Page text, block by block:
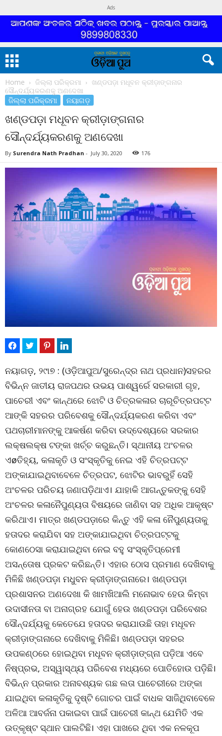
Ads
Home ଜିଲ୍ଲା ପରିକ୍ରମା
ଖଣ୍ଡପଡ଼ା ମଧୂବନ କ୍ରୀଡ଼ାଙ୍ଗନାର
ସୌନ୍ଦର୍ଯ୍ୟକରଣକୁ ଅଣଦେଖା
ଜିଲ୍ଲା ପରିକ୍ରମା ନୟାଗଡ଼
ଖଣ୍ଡପଡ଼ା ମଧୂବନ କ୍ରୀଡ଼ାଙ୍ଗନାର
ସୌନ୍ଦର୍ଯ୍ୟକରଣକୁ ଅଣଦେଖା
By Surendra Nath Pradhan - July 30, 2020 176
ନୟାଗଡ଼, ୨୯ା୭ : (ଓଡ଼ିଆପୁଅ/ସୁରେନ୍ଦ୍ର ନାଥ ପ୍ରଧାନ)ସହରର
ବିଭିନ୍ନ ଜାତୀୟ ରାଜପଥର ଉଭୟ ପାଶ୍ୱର୍ରେ ସରକାରୀ ଗୃହ,
ପାଚେରୀ ଏବଂ କାନ୍ଥରେ ଝୋଟି ଓ ଚିତ୍ରକଳାର ଚାରୂଚିତ୍ରପଟ୍ଟ
ଆଙ୍କି ସହରର ପରିବେଶକୁ ସୌନ୍ଦର୍ଯ୍ୟକରଣ କରିବା ଏବଂ
ପଥଚାରୀମାନଙ୍କୁ ଆକର୍ଷଣ କରିବା ଉଦ୍ଦେଶ୍ୟରେ ସରକାର
ଲକ୍ଷଲକ୍ଷ ଟଙ୍କା ଖର୍ଚ୍ଚ କରୁଛନ୍ତି। ସ୍ଥାନୀୟ ଅଂଚଳର
ଏøତିହ୍ୟ, କଳାକୃତି ଓ ସଂସ୍କୃତିକୁ ନେଇ ଏହି ଚିତ୍ରପଟ୍ଟ
ଅଙ୍କାଯାଇଥିବାବେଳେ ଚିତ୍ରପଟ, ଝୋଟିର ଭାବରୁହିଁ ସେହି
ଅଂଚଳର ପରିଚୟ ଜଣାପଡ଼ିଥାଏ। ଯାହାକି ଆଗନ୍ତୁକଙ୍କୁ ସେହି
ଅଂଚଳର କଳାନୈପୁଣ୍ୟତା ବିଷୟରେ ଜାଣିବା ସହ ଅଧିକ ଆକୃଷ୍ଟ
କରିଥାଏ। ମାତ୍ର ଖଣ୍ଡପଡ଼ାରେ କିନ୍ତୁ ଏହି କଳା ନୈପୁଣ୍ୟତାକୁ
ହତାଦର କରାଯିବା ସହ ଅଙ୍କାଯାଇଥିବା ଚିତ୍ରପଟ୍ଟକୁ
କୋଣଠେସା କରାଯାଇଥିବା ନେଇ ବହୁ ସଂସ୍କୃତିପ୍ରେମୀ
ଅସନ୍ତୋଷ ପ୍ରକଟ କରିଛନ୍ତି। ଏହାର ଠୋସ ପ୍ରମାଣ ଦେଖିବାକୁ
ମିଳିଛି ଖଣ୍ଡପଡ଼ା ମଧୁବନ କ୍ରୀଡ଼ାଙ୍ଗନାରେ। ଖଣ୍ଡପଡ଼ା
ପ୍ରଶାସନର ଅଣଦେଖା କି ଖାମଖିଆଲି ମନୋଭାବ ହେଉ କିମ୍ବା
ଉଦାସୀନତା ବା ଅନାଗ୍ରହ ଯୋଗୁଁ ହେଉ ଖଣ୍ଡପଡ଼ା ପରିବେଶର
ସୌନ୍ଦର୍ଯ୍ୟକୁ କେତେଯେ ହତାଦର କରାଯାଉଛି ତାହା ମଧୂବନ
କ୍ରୀଡ଼ାଙ୍ଗନାରେ ଦେଖିବାକୁ ମିଳିଛି। ଖଣ୍ଡପଡ଼ା ସହରର
ଉପକଣ୍ଠରେ ହୋଇଥିବା ମଧୂବନ କ୍ରୀଡ଼ାଙ୍ଗ୍‌ନା ପଡ଼ିଆ ଏବେ
ନିଷ୍ପ୍ରଭ, ଅସ୍ୱାସ୍ଥ୍ୟ ପରିବେଶ ମଧ୍ୟରେ ପୋତିହୋଉ ପଡ଼ିଛି।
ବିଭିନ୍ନ ପ୍ରକାର ଅନାବଶ୍ୟକ ଗଛ ଲତା ପାଚେରୀରେ ଅଙ୍କା
ଯାଇଥିବା କଳାକୃତିକୁ ଦୃଷ୍ଟି ଗୋଚର ପାଇଁ ବାଧକ ସାଜିଥିବାବେଳେ
ଅଳିଆ ଆବର୍ଜନା ପକାଇବା ପାଇଁ ପାଚେରୀ କାନ୍ଥ ଯେମିତି ଏକ
ଉତ୍କୃଷ୍ଟ ସ୍ଥାନ ପାଲଟିଛି। ଏହା ପାଖରେ ଥିବା ଏକ ନଳକୂପ